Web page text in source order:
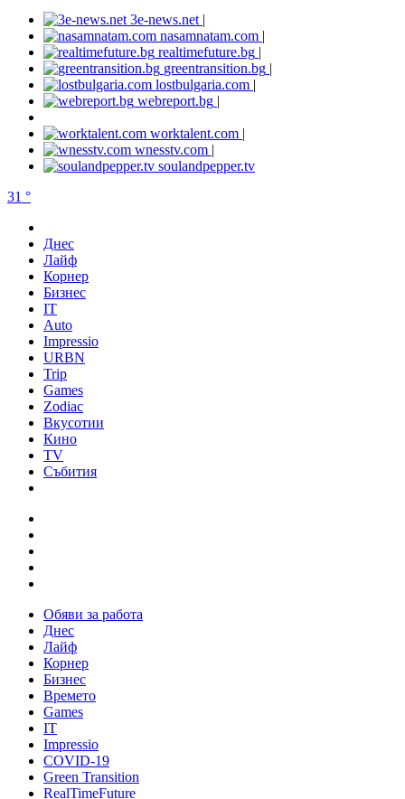
3e-news.net |
nasamnatam.com |
realtimefuture.bg |
greentransition.bg |
lostbulgaria.com |
webreport.bg |
worktalent.com |
wnesstv.com |
soulandpepper.tv
31 °
Днес
Лайф
Корнер
Бизнес
IT
Auto
Impressio
URBN
Trip
Games
Zodiac
Вкусотии
Кино
TV
Събития
Обяви за работа
Днес
Лайф
Корнер
Бизнес
Времето
Games
IT
Impressio
COVID-19
Green Transition
RealTimeFuture